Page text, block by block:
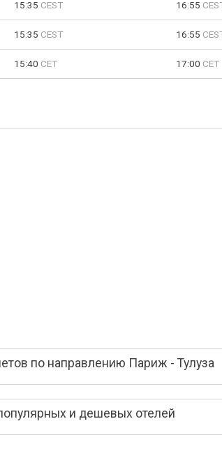
15:35 CEST 16:55
15:35 CEST 16:55
15:40 CET 17:00 CET
по направлению Париж - Тулуза
и дешевых отелей